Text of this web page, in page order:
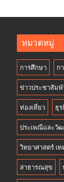
หมวดหมู่
การศึกษา ก
ข่าวประชาสัม
ท่องเที่ยว ธุ
ประเพณีและวั
วิทยาศาสตร์ เ
สาธารณสุข